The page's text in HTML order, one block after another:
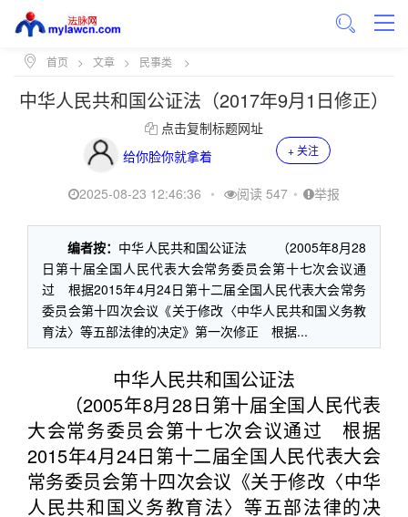
首页 > 文章 > 民事类 >
中华人民共和国公证法（2017年9月1日修正）
点击复制标题网址
给你脸你就拿着
+ 关注
2025-08-23 12:46:36 • 阅读 547 • 举报
编者按： 中华人民共和国公证法 （2005年8月28
日第十届全国人民代表大会常务委员会第十七次会议通
过 根据2015年4月24日第十二届全国人民代表大会常务
委员会第十四次会议《关于修改〈中华人民共和国义务教
育法〉等五部法律的决定》第一次修正 根据...
中华人民共和国公证法
（2005年8月28日第十届全国人民代表
大会常务委员会第十七次会议通过 根据
2015年4月24日第十二届全国人民代表大会
常务委员会第十四次会议《关于修改〈中华
人民共和国义务教育法〉等五部法律的决